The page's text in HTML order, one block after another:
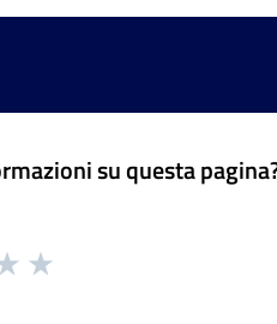
su questa